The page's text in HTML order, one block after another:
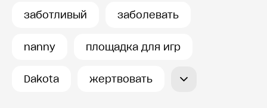
заботливый заболевать
nanny площадка для игр
Dakota жертвовать